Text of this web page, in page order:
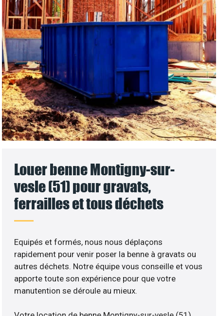
Louer benne Montigny-sur-
vesle (51) pour gravats,
ferrailles et tous déchets
Equipés et formés, nous nous déplaçons
rapidement pour venir poser la benne à gravats ou
autres déchets. Notre équipe vous conseille et vous
apporte toute son expérience pour que votre
manutention se déroule au mieux.